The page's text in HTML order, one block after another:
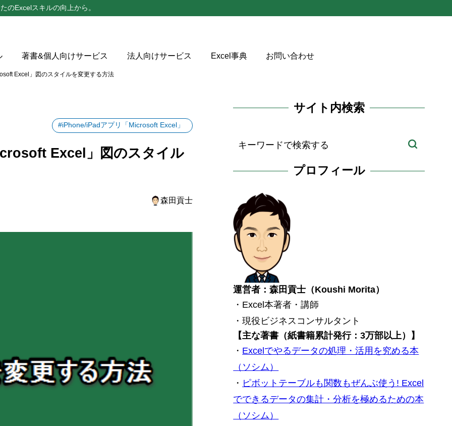
のExcelスキルの向上から。
著書&個人向けサービス 法人向けサービス Excel事典 お問い合わせ
Excel」図のスタイルを変更する方法
#iPhone/iPadアプリ「Microsoft Excel」
Excel」図のスタイル
森田貢士
サイト内検索
プロフィール
運営者：森田貢士（Koushi Morita）
・Excel本著者・講師
・現役ビジネスコンサルタント
【主な著書（紙書籍累計発行：3万部以上）】
・ Excelでやるデータの処理・活用を究める本
（ソシム）
・ ピボットテーブルも関数もぜんぶ使う! Excel
でできるデータの集計・分析を極めるための本
（ソシム）